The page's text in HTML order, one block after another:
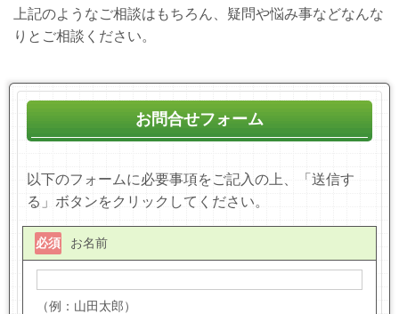
上記のようなご相談はもちろん、疑問や悩み事などなんな
りとご相談ください。
お問合せフォーム
以下のフォームに必要事項をご記入の上、「送信す
る」ボタンをクリックしてください。
お名前
必須
（例：山田太郎）